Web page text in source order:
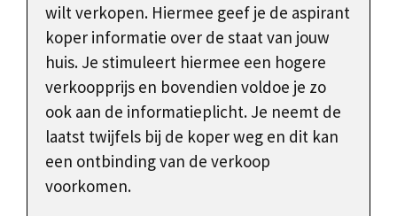
wilt verkopen. Hiermee geef je de aspirant
koper informatie over de staat van jouw
huis. Je stimuleert hiermee een hogere
verkoopprijs en bovendien voldoe je zo
ook aan de informatieplicht. Je neemt de
laatst twijfels bij de koper weg en dit kan
een ontbinding van de verkoop
voorkomen.